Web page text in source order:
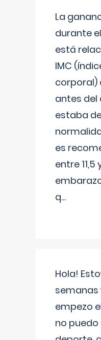
La
durante
está
IMC
corporal)
antes del
estaba
es
entre 11,5
q...
Hola!
semanas
empezo
no